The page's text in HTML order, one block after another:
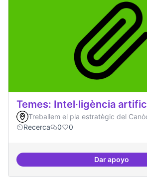
Temes: Intel·ligència
Treballem el pla estratègic del
Recerca
0 0
Dar apoyo
Temes: